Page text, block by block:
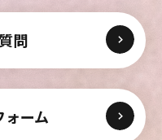
問
ォーム
医療工学
校
医療工学
校
医療工学
校
医療工学
校